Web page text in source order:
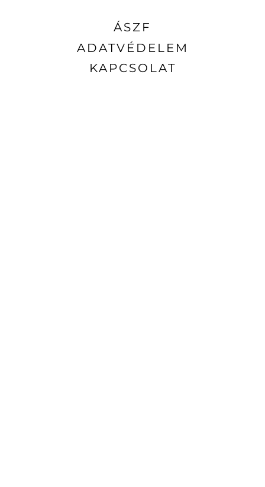
ÁSZF
ADATVÉDELEM
KAPCSOLAT